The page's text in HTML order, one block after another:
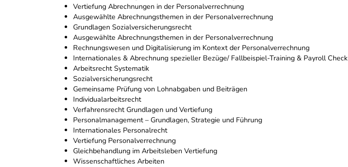
Vertiefung Abrechnungen in der Personalverrechnung
Ausgewählte Abrechnungsthemen in der Personalverrechnung
Grundlagen Sozialversicherungsrecht
Ausgewählte Abrechnungsthemen in der Personalverrechnung
Rechnungswesen und Digitalisierung im Kontext der Personalverrechnung
Internationales & Abrechnung spezieller Bezüge/ Fallbeispiel-Training & Payroll Check
Arbeitsrecht Systematik
Sozialversicherungsrecht
Gemeinsame Prüfung von Lohnabgaben und Beiträgen
Individualarbeitsrecht
Verfahrensrecht Grundlagen und Vertiefung
Personalmanagement – Grundlagen, Strategie und Führung
Internationales Personalrecht
Vertiefung Personalverrechnung
Gleichbehandlung im Arbeitsleben Vertiefung
Wissenschaftliches Arbeiten